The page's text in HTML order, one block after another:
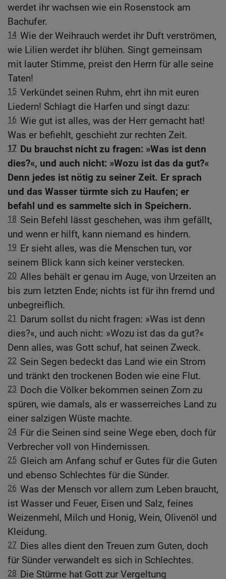
werdet ihr wachsen wie ein Rosenstock am
Bachufer.
14 Wie der Weihrauch werdet ihr Duft verströmen,
wie Lilien werdet ihr blühen. Singt gemeinsam
mit lauter Stimme, preist den Herrn für alle seine
Taten!
15 Verkündet seinen Ruhm, ehrt ihn mit euren
Liedern! Schlagt die Harfen und singt dazu:
16 Wie gut ist alles, was der Herr gemacht hat!
Was er befiehlt, geschieht zur rechten Zeit.
17 Du brauchst nicht zu fragen: »Was ist denn
dies?«, und auch nicht: »Wozu ist das da gut?«
Denn jedes ist nötig zu seiner Zeit. Er sprach
und das Wasser türmte sich zu Haufen; er
befahl und es sammelte sich in Speichern.
18 Sein Befehl lässt geschehen, was ihm gefällt,
und wenn er hilft, kann niemand es hindern.
19 Er sieht alles, was die Menschen tun, vor
seinem Blick kann sich keiner verstecken.
20 Alles behält er genau im Auge, von Urzeiten an
bis zum letzten Ende; nichts ist für ihn fremd und
unbegreiflich.
21
Darum sollst du nicht fragen: »Was ist denn
dies?«, und auch nicht: »Wozu ist das da gut?«
Denn alles, was Gott schuf, hat seinen Zweck.
22 Sein Segen bedeckt das Land wie ein Strom
und tränkt den trockenen Boden wie eine Flut.
23 Doch die Völker bekommen seinen Zorn zu
spüren, wie damals, als er wasserreiches Land zu
einer salzigen Wüste machte.
24 Für die Seinen sind seine Wege eben, doch für
Verbrecher voll von Hindernissen.
25 Gleich am Anfang schuf er Gutes für die Guten
und ebenso Schlechtes für die Sünder.
26 Was der Mensch vor allem zum Leben braucht,
ist Wasser und Feuer, Eisen und Salz, feines
Weizenmehl, Milch und Honig, Wein, Olivenöl und
Kleidung.
27 Dies alles dient den Treuen zum Guten, doch
für Sünder verwandelt es sich in Schlechtes.
28 Die Stürme hat Gott zur Vergeltung